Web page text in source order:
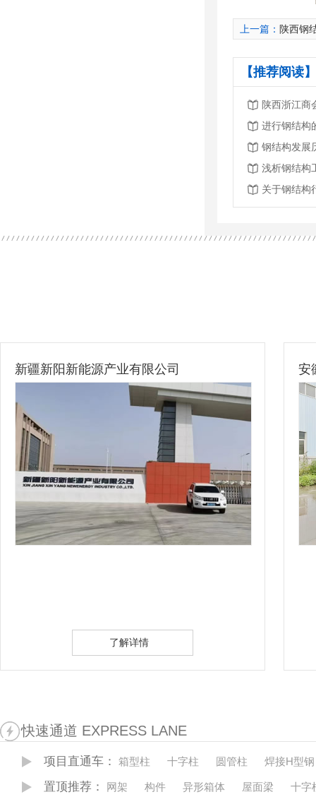
上一篇： 陕西钢
【推荐阅读
进行钢结构
钢结构发展
浅析钢结构
关于钢结构
安徽富煌九里高层箱型柱加工
了解详情
中
快速通道 EXPRESS LANE
项目直通车： 箱型柱 十字柱 圆管柱 焊接H型钢
置顶推荐： 网架 构件 异形箱体 屋面梁 十字